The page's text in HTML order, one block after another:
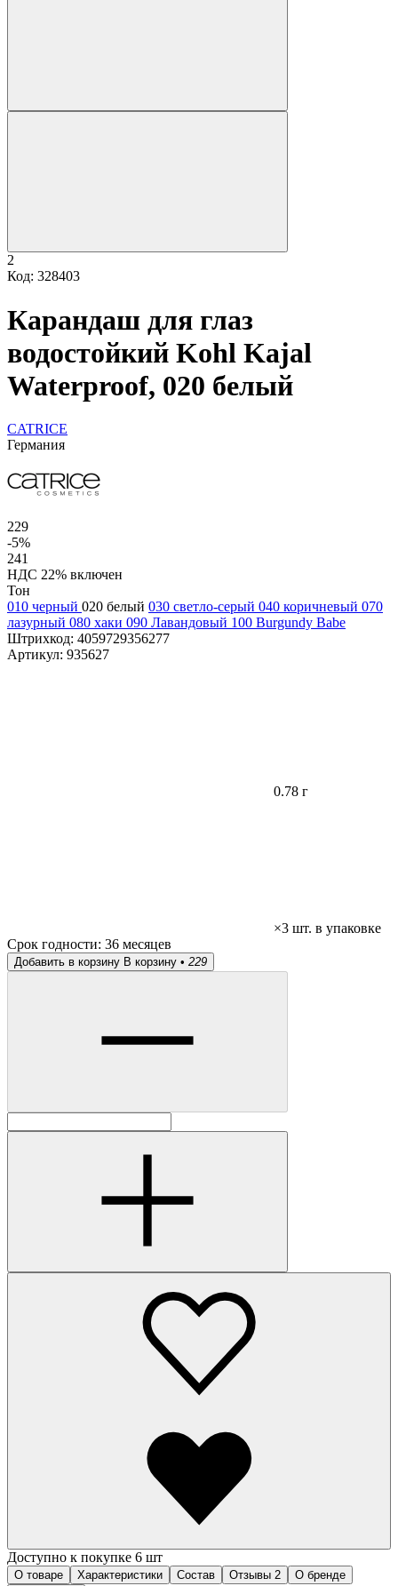
2
Код: 328403
Карандаш для глаз
водостойкий Kohl Kajal
Waterproof, 020 белый
CATRICE
Германия
229
-5%
241
НДС 22% включен
Тон
010 черный 020 белый 030 светло-серый 040 коричневый 070
лазурный 080 хаки 090 Лавандовый 100 Burgundy Babe
Штрихкод: 4059729356277
Артикул: 935627
0.78 г
×3 шт. в упаковке
Срок годности: 36 месяцев
Добавить в корзину В корзину • 229
Доступно к покупке 6 шт
О товаре Характеристики Состав Отзывы 2
О бренде